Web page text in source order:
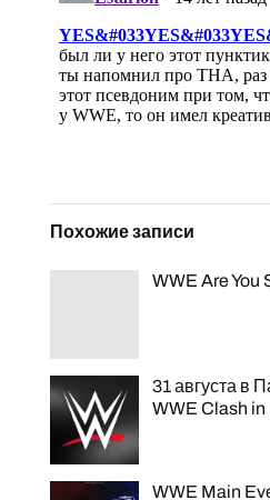
Похожие записи
WWE Are You
31 августа в
WWE Clash in
WWE Main